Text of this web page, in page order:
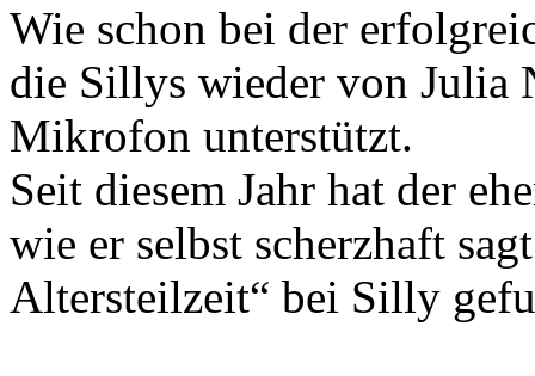
Wie schon bei der
die Sillys wieder von Julia
Mikrofon unterstützt.
Seit diesem Jahr hat der
wie er selbst scherzhaft
Altersteilzeit“ bei Silly